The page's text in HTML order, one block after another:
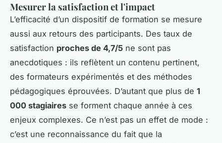
Mesurer la satisfaction et l'impact
L’efficacité d’un dispositif de formation se mesure
aussi aux retours des participants. Des taux de
satisfaction proches de 4,7/5 ne sont pas
anecdotiques : ils reflètent un contenu pertinent,
des formateurs expérimentés et des méthodes
pédagogiques éprouvées. D’autant que plus de 1
000 stagiaires se forment chaque année à ces
enjeux complexes. Ce n’est pas un effet de mode :
c’est une reconnaissance du fait que la